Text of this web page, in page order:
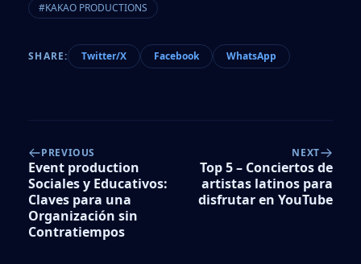
#KAKAO PRODUCTIONS
SHARE: Twitter/X Facebook WhatsApp
PREVIOUS
Event production
Sociales y Educativos:
Claves para una
Organización sin
Contratiempos
NEXT
Top 5 – Conciertos de
artistas latinos para
disfrutar en YouTube